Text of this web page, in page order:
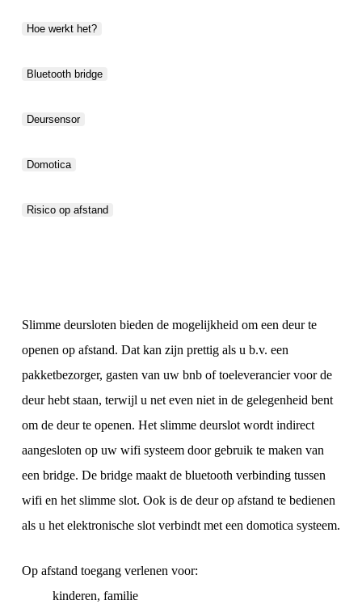
Hoe werkt het?
Bluetooth bridge
Deursensor
Domotica
Risico op afstand
Slimme deursloten bieden de mogelijkheid om een deur te
openen op afstand. Dat kan zijn prettig als u b.v. een
pakketbezorger, gasten van uw bnb of toeleverancier voor de
deur hebt staan, terwijl u net even niet in de gelegenheid bent
om de deur te openen. Het slimme deurslot wordt indirect
aangesloten op uw wifi systeem door gebruik te maken van
een bridge. De bridge maakt de bluetooth verbinding tussen
wifi en het slimme slot. Ook is de deur op afstand te bedienen
als u het elektronische slot verbindt met een domotica systeem.
Op afstand toegang verlenen voor:
kinderen, familie